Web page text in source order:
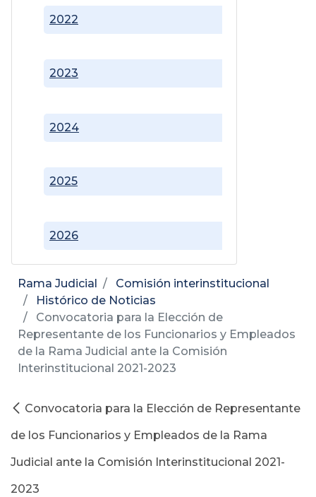
2022
2023
2024
2025
2026
Rama Judicial
Comisión interinstitucional
Histórico de Noticias
Convocatoria para la Elección de
Representante de los Funcionarios y Empleados
de la Rama Judicial ante la Comisión
Interinstitucional 2021-2023
Convocatoria para la Elección de Representante
de los Funcionarios y Empleados de la Rama
Judicial ante la Comisión Interinstitucional 2021-
2023